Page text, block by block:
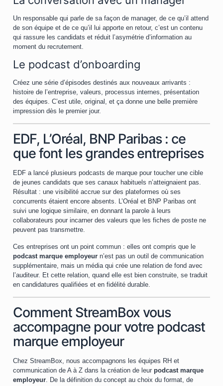
Un responsable qui parle de sa façon de manager, de ce qu’il attend
de son équipe et de ce qu’il lui apporte en retour, c’est un contenu
qui rassure les candidats et réduit l’asymétrie d’information au
moment du recrutement.
Le podcast d’onboarding
Créez une série d’épisodes destinés aux nouveaux arrivants :
histoire de l’entreprise, valeurs, processus internes, présentation
des équipes. C’est utile, original, et ça donne une belle première
impression dès le premier jour.
EDF, L’Oréal, BNP Paribas : ce
que font les grandes entreprises
EDF a lancé plusieurs podcasts de marque pour toucher une cible
de jeunes candidats que ses canaux habituels n’atteignaient pas.
Résultat : une visibilité accrue sur des plateformes où ses
concurrents étaient encore absents. L’Oréal et BNP Paribas ont
suivi une logique similaire, en donnant la parole à leurs
collaborateurs pour incarner des valeurs que les fiches de poste ne
peuvent pas transmettre.
Ces entreprises ont un point commun : elles ont compris que le
podcast marque employeur n’est pas un outil de communication
supplémentaire, mais un média qui crée une relation de fond avec
l’auditeur. Et cette relation, quand elle est bien construite, se traduit
en candidatures qualifiées et en fidélité durable.
Comment StreamBox vous
accompagne pour votre podcast
marque employeur
Chez StreamBox, nous accompagnons les équipes RH et
communication de A à Z dans la création de leur podcast marque
employeur. De la définition du concept au choix du format, de